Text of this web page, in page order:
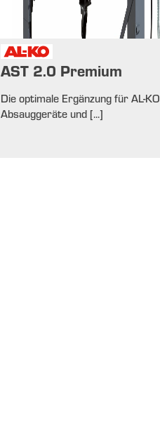
AST 2.0 Premium
Die optimale Ergänzung für AL-KO
Absauggeräte und [...]